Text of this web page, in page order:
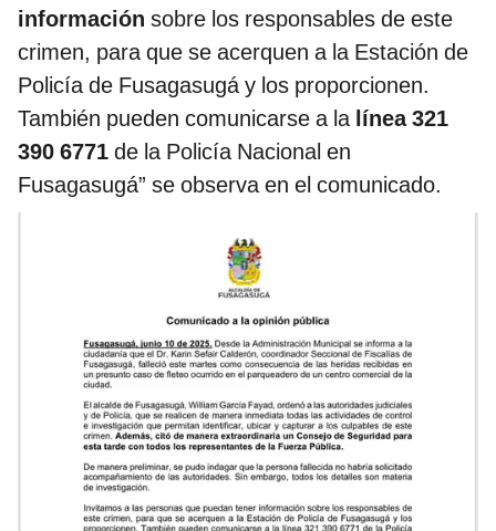
información sobre los responsables de este
crimen, para que se acerquen a la Estación de
Policía de Fusagasugá y los proporcionen.
También pueden comunicarse a lalínea 321
390 6771 de la Policía Nacional en
Fusagasugá” se observa en el comunicado.